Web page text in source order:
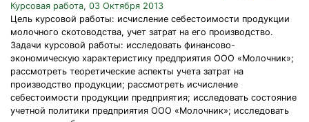
Курсовая работа, 03 Октября 2013
Цель курсовой работы: исчисление себестоимости продукции
молочного скотоводства, учет затрат на его производство.
Задачи курсовой работы: исследовать финансово-
экономическую характеристику предприятия ООО «Молочник»;
рассмотреть теоретические аспекты учета затрат на
производство продукции; рассмотреть исчисление
себестоимости продукции предприятия; исследовать состояние
учетной политики предприятия ООО «Молочник»; исследовать